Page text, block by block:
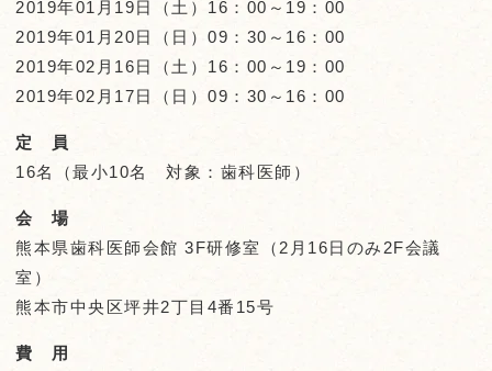
2019年01月19日（土）16：00～19：00
2019年01月20日（日）09：30～16：00
2019年02月16日（土）16：00～19：00
2019年02月17日（日）09：30～16：00
定 員
16名（最小10名 対象：歯科医師）
会 場
熊本県歯科医師会館 3F研修室（2月16日のみ2F会議
室）
熊本市中央区坪井2丁目4番15号
費 用